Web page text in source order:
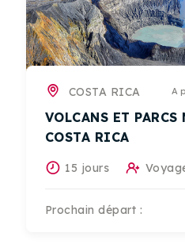
COSTA RICA A
VOLCANS ET
COSTA RICA
15 jours
Prochain départ :